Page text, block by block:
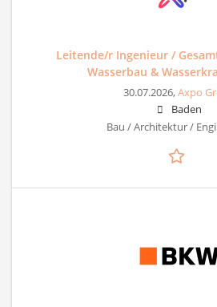
Leitende/r Ingenieur /
Wasserbau &
30.07.2026,Axpo
Baden
Bau / Architektur /